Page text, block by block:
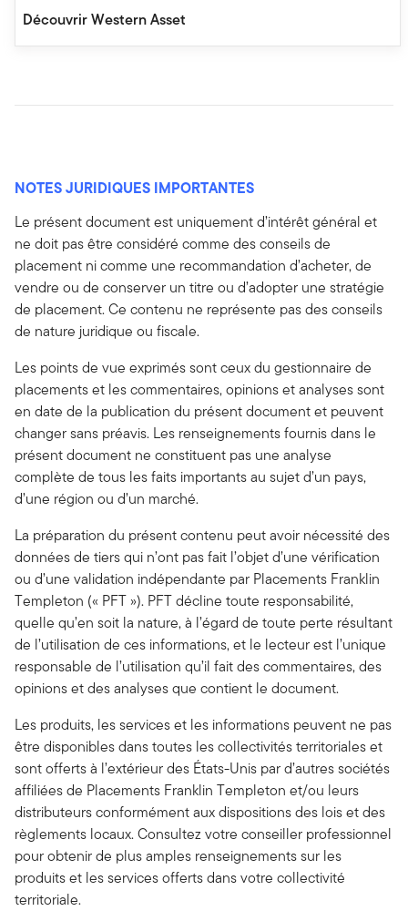
Découvrir Western Asset
NOTES JURIDIQUES IMPORTANTES
Le présent document est uniquement d’intérêt général et
ne doit pas être considéré comme des conseils de
placement ni comme une recommandation d’acheter, de
vendre ou de conserver un titre ou d’adopter une stratégie
de placement. Ce contenu ne représente pas des conseils
de nature juridique ou fiscale.
Les points de vue exprimés sont ceux du gestionnaire de
placements et les commentaires, opinions et analyses sont
en date de la publication du présent document et peuvent
changer sans préavis. Les renseignements fournis dans le
présent document ne constituent pas une analyse
complète de tous les faits importants au sujet d’un pays,
d’une région ou d’un marché.
La préparation du présent contenu peut avoir nécessité des
données de tiers qui n’ont pas fait l’objet d’une vérification
ou d’une validation indépendante par Placements Franklin
Templeton (« PFT »). PFT décline toute responsabilité,
quelle qu’en soit la nature, à l’égard de toute perte résultant
de l’utilisation de ces informations, et le lecteur est l’unique
responsable de l’utilisation qu’il fait des commentaires, des
opinions et des analyses que contient le document.
Les produits, les services et les informations peuvent ne pas
être disponibles dans toutes les collectivités territoriales et
sont offerts à l’extérieur des États-Unis par d’autres sociétés
affiliées de Placements Franklin Templeton et/ou leurs
distributeurs conformément aux dispositions des lois et des
règlements locaux. Consultez votre conseiller professionnel
pour obtenir de plus amples renseignements sur les
produits et les services offerts dans votre collectivité
territoriale.